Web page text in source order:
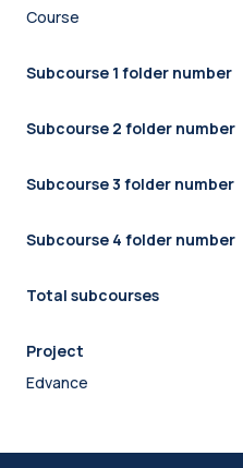
Course
Subcourse 1 folder number
Subcourse 2 folder number
Subcourse 3 folder number
Subcourse 4 folder number
Total subcourses
Project
Edvance